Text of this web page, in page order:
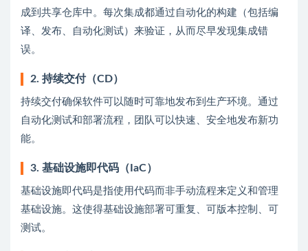
成到共享仓库中。每次集成都通过自动化的构建（包括编
译、发布、自动化测试）来验证，从而尽早发现集成错
误。
2. 持续交付（CD）
持续交付确保软件可以随时可靠地发布到生产环境。通过
自动化测试和部署流程，团队可以快速、安全地发布新功
能。
3. 基础设施即代码（IaC）
基础设施即代码是指使用代码而非手动流程来定义和管理
基础设施。这使得基础设施部署可重复、可版本控制、可
测试。